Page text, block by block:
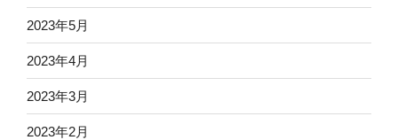
2023年5月
2023年4月
2023年3月
2023年2月